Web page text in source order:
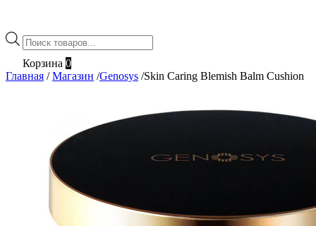
Поиск
товаров
Корзина 0
Главная / Магазин /Genosys /Skin Caring Blemish Balm Cushion